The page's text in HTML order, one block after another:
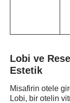
Lobi ve
Estetik
Misafirin otele
Lobi, bir otelin